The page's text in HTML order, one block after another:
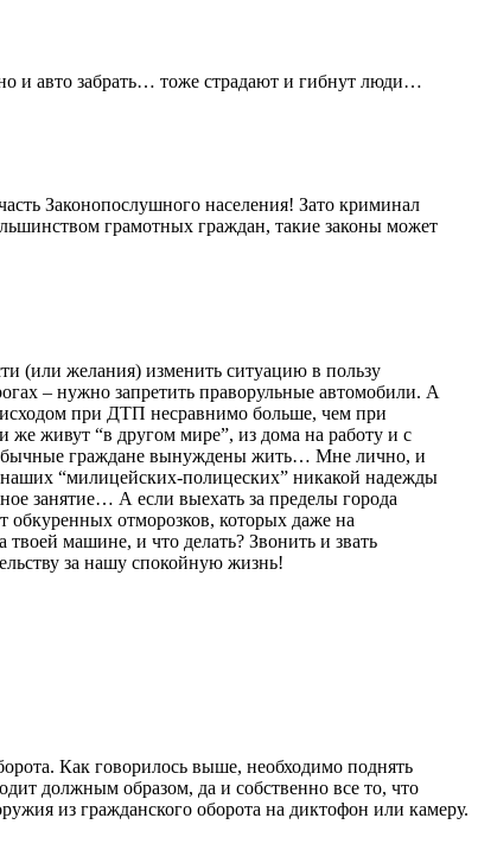
и авто забрать… тоже страдают и гибнут люди…
Законопослушного населения! Зато криминал
грамотных граждан, такие законы может
(или желания) изменить ситуацию в пользу
– нужно запретить праворульные автомобили. А
исходом при ДТП несравнимо больше, чем при
живут “в другом мире”, из дома на работу и с
граждане вынуждены жить… Мне лично, и
“милицейских-полицеских” никакой надежды
занятие… А если выехать за пределы города
обкуренных отморозков, которых даже на
машине, и что делать? Звонить и звать
за нашу спокойную жизнь!
Как говорилось выше, необходимо поднять
должным образом, да и собственно все то, что
из гражданского оборота на диктофон или камеру.